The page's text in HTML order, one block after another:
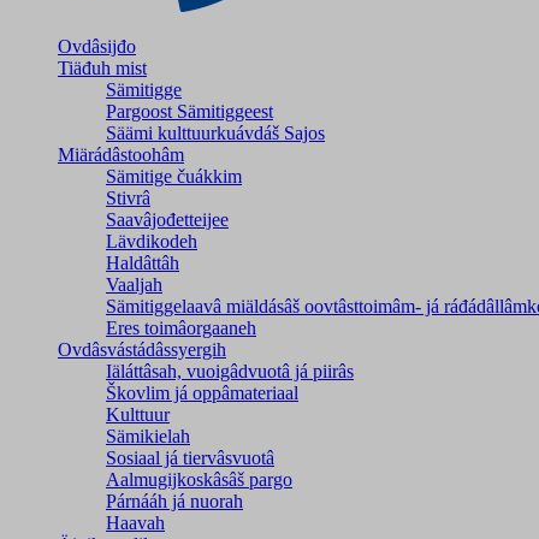
Ovdâsijđo
Tiäđuh mist
Sämitigge
Pargoost Sämitiggeest
Säämi kulttuurkuávdáš Sajos
Miärádâstoohâm
Sämitige čuákkim
Stivrâ
Saavâjođetteijee
Lävdikodeh
Haldâttâh
Vaaljah
Sämitiggelaavâ miäldásâš oovtâsttoimâm- já
Eres toimâorgaaneh
Ovdâsvástádâssyergih
Iäláttâsah, vuoigâdvuotâ já piirâs
Škovlim já oppâmateriaal
Kulttuur
Sämikielah
Sosiaal já tiervâsvuotâ
Aalmugijkoskâsâš pargo
Párnááh já nuorah
Haavah